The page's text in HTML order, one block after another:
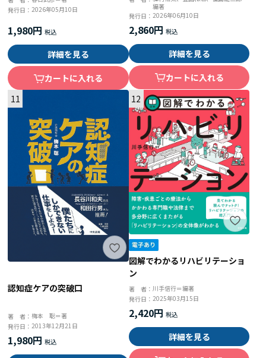
発行日：2026年05月10日
1,980円
詳細を見る
カートに入れる
編著
発行日： 2026年06月10日
2,860円
詳細を見る
カートに入れる
11
認知症ケアの突破口
著 者：梅本 聡＝著
発行日：2013年12月21日
1,980円
12
図解でわかるリハビリテーショ
ン
著 者： 川手信行＝編著
発行日： 2025年03月15日
2,420円
詳細を見る